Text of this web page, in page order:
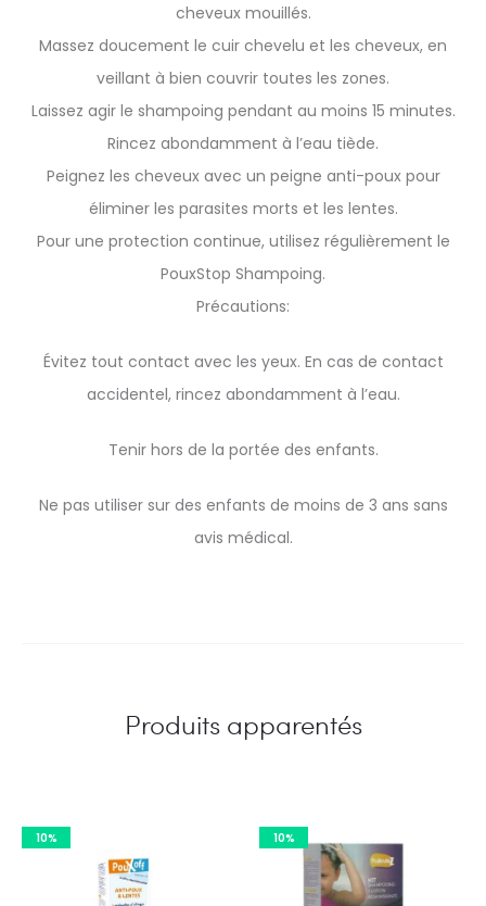
cheveux mouillés.
Massez doucement le cuir chevelu et les cheveux, en
veillant à bien couvrir toutes les zones.
Laissez agir le shampoing pendant au moins 15 minutes.
Rincez abondamment à l’eau tiède.
Peignez les cheveux avec un peigne anti-poux pour
éliminer les parasites morts et les lentes.
Pour une protection continue, utilisez régulièrement le
PouxStop Shampoing.
Précautions:
Évitez tout contact avec les yeux. En cas de contact
accidentel, rincez abondamment à l’eau.
Tenir hors de la portée des enfants.
Ne pas utiliser sur des enfants de moins de 3 ans sans
avis médical.
Produits apparentés
10% 10%